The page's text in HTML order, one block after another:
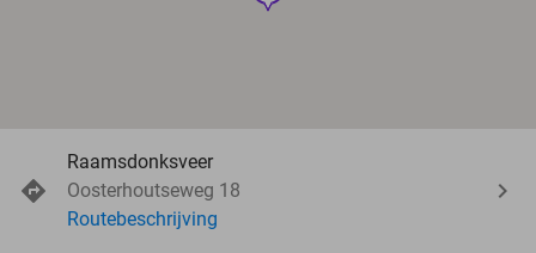
Raamsdonksveer
Oosterhoutseweg 18
Routebeschrijving